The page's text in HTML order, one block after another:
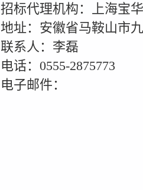
招标代理机构：上海宝
地址：安徽省马鞍山市
联系人：李磊
电话：0555-2875773
电子邮件：